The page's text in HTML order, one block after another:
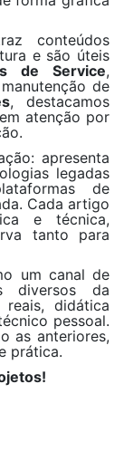
conteúdos
e são úteis
de Service,
de
, destacamos
atenção por
apresenta
legadas
de
Cada artigo
e técnica,
tanto para
um canal de
diversos da
didática
pessoal.
as anteriores,
prática.